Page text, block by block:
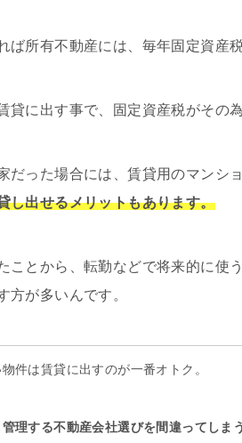
ば所有不動産には、毎年固定資産
貸に出す事で、固定資産税がその
だった場合には、賃貸用のマンシ
し出せるメリットもあります。
ことから、転勤などで将来的に使
方が多いんです。
件は賃貸に出すのが一番オトク。
管理する不動産会社選びを間違ってしま